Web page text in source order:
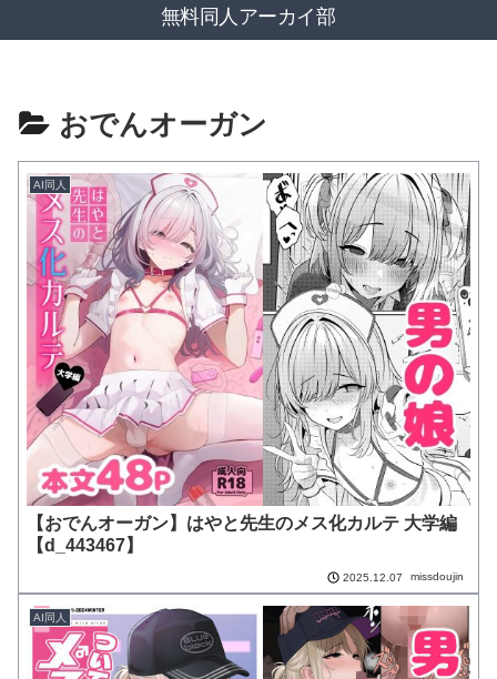
無料同人アーカイ部
おでんオーガン
AI同人
【おでんオーガン】はやと先生のメス化カルテ 大学編
【d_443467】
2025.12.07 missdoujin
AI同人